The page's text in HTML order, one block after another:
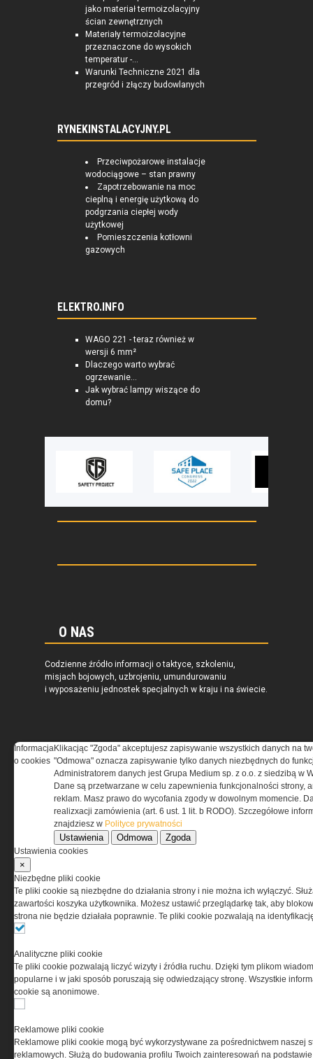
jako materiał termoizolacyjny
ścian zewnętrznych
Materiały termoizolacyjne
przeznaczone do wysokich
temperatur -...
Warunki Techniczne 2021 dla
przegród i złączy budowlanych
RYNEKINSTALACYJNY.PL
Przeciwpożarowe instalacje
wodociągowe – stan prawny
Zapotrzebowanie na moc
cieplną i energię użytkową do
podgrzania ciepłej wody
użytkowej
Pomieszczenia kotłowni
gazowych
ELEKTRO.INFO
WAGO 221 - teraz również w
wersji 6 mm²
Dlaczego warto wybrać
ogrzewanie...
Jak wybrać lampy wiszące do
domu?
O NAS
Codzienne źródło informacji o taktyce, szkoleniu,
misjach bojowych, uzbrojeniu, umundurowaniu
i wyposażeniu jednostek specjalnych w kraju i na świecie.
REGULAMIN
Regulamin określa zasady korzystania z portalu
www.special-ops.pl
Korzystanie z portalu jest równoznaczne
z zaakceptowaniem warunków ustanowionych
odpowiedzialnością Spółka komandytowa, nr KRS:
0000537655, NIP 1132860378, REGON 146393437
(zwana dalej Grupa MEDIUM) w postaci Regulaminu.
Ta witryna wykorzystuje pliki cookies do przechowywania
informacji na Twoim komputerze. Pliki cookies stosujemy
Informacja
o cookies
Klikacjąc "Zgoda" akceptujesz zapisywanie wszystkich danych na
"Odmowa" oznacza zapisywanie tylko danych niezbędnych do
Administratorem danych jest Grupa Medium sp. z o.o. z siedzibą w
Dane są przetwarzane w celu zapewnienia funkcjonalności strony,
reklam. Masz prawo do wycofania zgody w dowolnym momencie.
realizxacji zamówienia (art. 6 ust. 1 lit. b RODO). Szczegółowe
znajdziesz w Polityce prywatności
Ustawienia Odmowa Zgoda
Ustawienia cookies
×
Niezbędne pliki cookie
Te pliki cookie są niezbędne do działania strony i nie można ich wyłączyć.
zawartości koszyka użytkownika. Możesz ustawić przeglądarkę tak, aby
strona nie będzie działała poprawnie. Te pliki cookie pozwalają na
Analityczne pliki cookie
Te pliki cookie pozwalają liczyć wizyty i źródła ruchu. Dzięki tym plikom
popularne i w jaki sposób poruszają się odwiedzający stronę. Wszystkie
cookie są anonimowe.
Reklamowe pliki cookie
Reklamowe pliki cookie mogą być wykorzystywane za pośrednictwem naszej
reklamowych. Służą do budowania profilu Twoich zainteresowań na